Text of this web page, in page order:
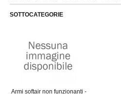
SOTTOCATEGORIE
Armi softair non funzionanti -